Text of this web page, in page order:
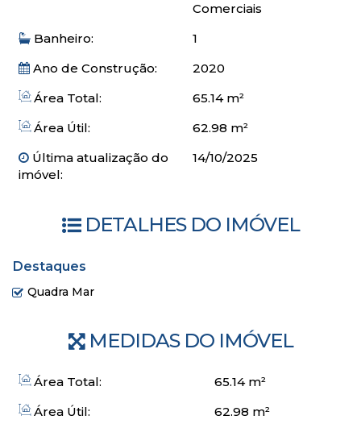
Comerciais
Banheiro:
1
Ano de Construção:
2020
Área Total:
65.14 m²
Área Útil:
62.98 m²
Última atualização do
imóvel:
14/10/2025
DETALHES DO IMÓVEL
Destaques
Quadra Mar
MEDIDAS DO IMÓVEL
Área Total: 65.14m²
Área Útil:
62.98 m²